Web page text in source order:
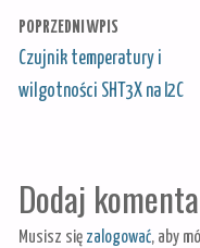
POPRZEDNI WPIS
Czujnik temperatury i
wilgotności SHT3X na I2C
Dodaj
Musisz się zalogować, aby